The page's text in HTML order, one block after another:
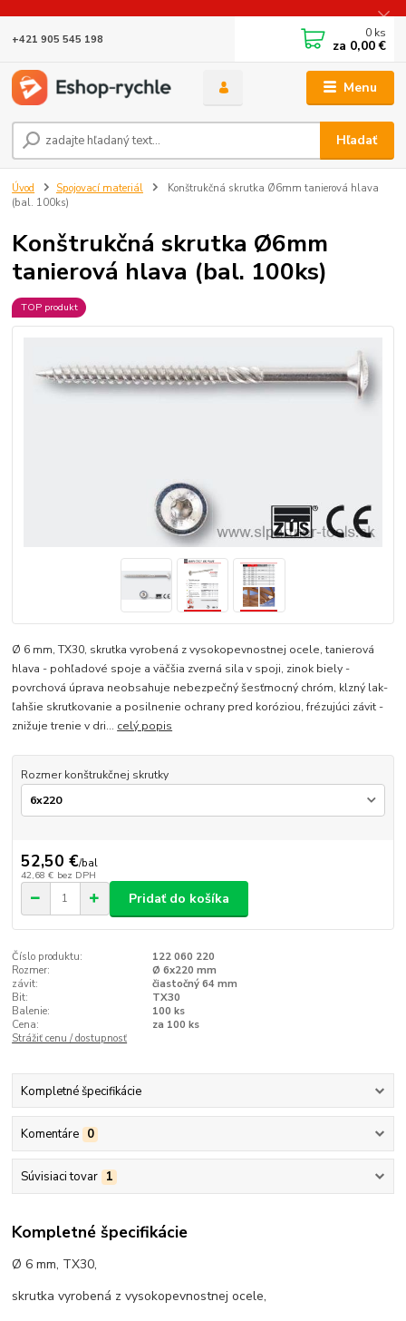
Menu
Hľadať
+421 905 545 198 0 ks
za 0,00 €
Úvod Spojovací materiál
Konštrukčná skrutka Ø6mm tanierová hlava
(bal. 100ks)
Konštrukčná skrutka Ø6mm
tanierová hlava (bal. 100ks)
TOP produkt
Ø 6 mm, TX30, skrutka vyrobená z vysokopevnostnej ocele, tanierová
hlava - pohľadové spoje a väčšia zverná sila v spoji, zinok biely -
povrchová úprava neobsahuje nebezpečný šesťmocný chróm, klzný lak-
ľahšie skrutkovanie a posilnenie ochrany pred koróziou, frézujúci závit -
znižuje trenie v dri... celý popis
Rozmer konštrukčnej skrutky
52,50 €/bal
42,68 € bez DPH
Pridať do košíka
Číslo produktu:
122 060 220
Rozmer:
Ø 6x220 mm
závit:
čiastočný 64 mm
Bit:
TX30
Balenie:
100 ks
Cena:
za 100 ks
Strážiť cenu / dostupnosť
Kompletné špecifikácie
Komentáre 0
Súvisiaci tovar 1
Kompletné špecifikácie
Ø 6 mm, TX30,
skrutka vyrobená z vysokopevnostnej ocele,